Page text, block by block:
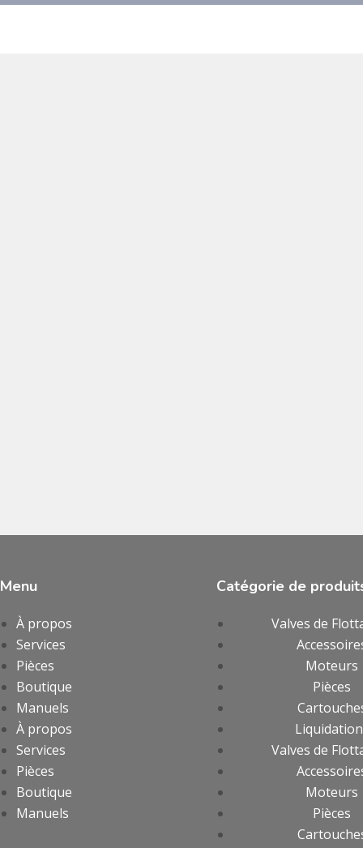
Menu
À propos
Services
Pièces
Boutique
Manuels
À propos
Services
Pièces
Boutique
Manuels
Catégorie de
Valves de
Moteurs
Pièces
Valves de
Moteurs
Pièces